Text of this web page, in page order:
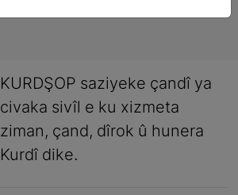
KURDŞOP saziyeke çandî ya
civaka sivîl e ku xizmeta
ziman, çand, dîrok û hunera
Kurdî dike.